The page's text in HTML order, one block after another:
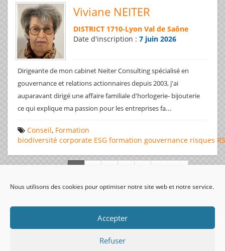
Nous utilisons des cookies pour optimiser notre site web et notre service.
Accepter
Refuser
Viviane NEITER
DISTRICT 1710-Lyon Val de Saône
Date d'inscription : 7 juin 2026
Dirigeante de mon cabinet Neiter Consulting spécialisé en
gouvernance et relations actionnaires depuis 2003, j'ai
auparavant dirigé une affaire familiale d'horlogerie- bijouterie
ce qui explique ma passion pour les entreprises fa...
Conseil, Formation
biodiversité corporate ESG formation gouvernance risques
visiteurs uniques: